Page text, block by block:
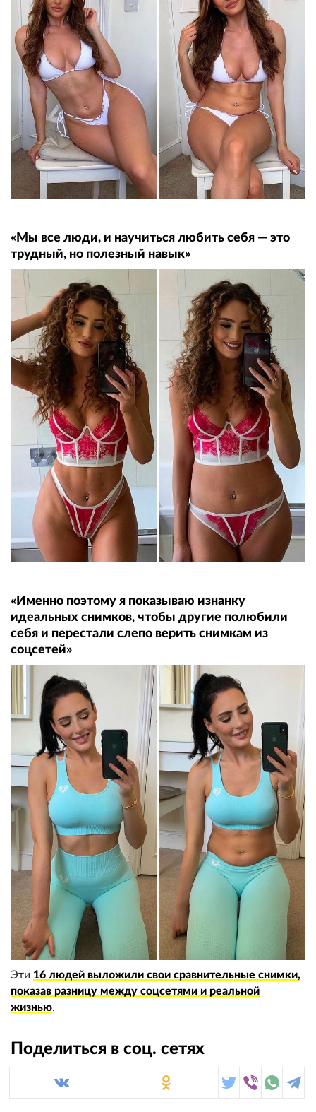
«Мы все люди, и научиться любить себя — это
трудный, но полезный навык»
«Именно поэтому я показываю изнанку
идеальных снимков, чтобы другие полюбили
себя и перестали слепо верить снимкам из
соцсетей»
Эти 16 людей выложили свои сравнительные снимки,
показав разницу между соцсетями и реальной
жизнью.
Поделиться в соц. сетях